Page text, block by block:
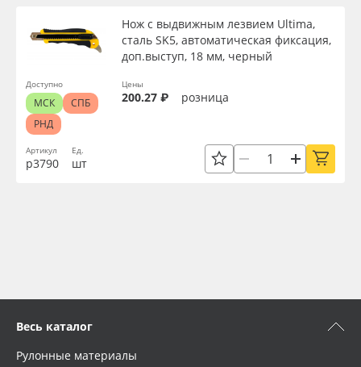
Артикул
р3790
Нож с выдвижным лезвием Ultima,
сталь SK5, автоматическая фиксация,
доп.выступ, 18 мм, черный
Ед.
шт
Цены
200.27 ₽ розница
Доступно
МСК
СПБ
РНД
Весь каталог
Рулонные материалы